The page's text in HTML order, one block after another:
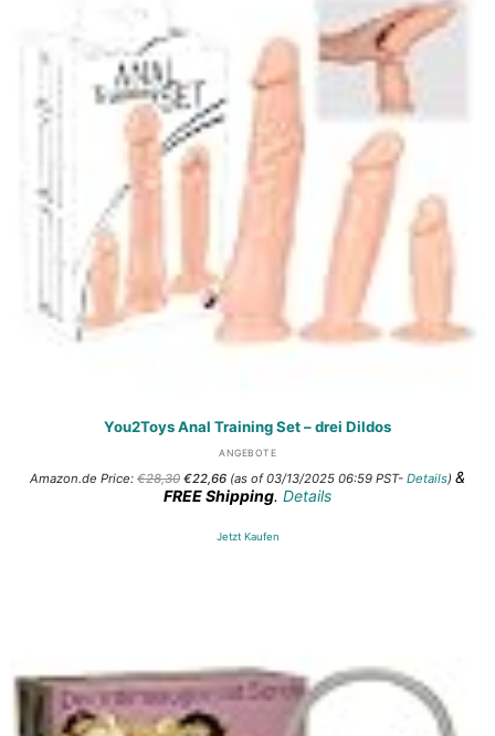
You2Toys Anal Training Set – drei Dildos
ANGEBOTE
Amazon.de Price: €28,30 Ursprünglicher
Preis
war:
€22,66Aktueller
Preis
ist:
(as of 03/13/2025 06:59 PST- Details) &
FREE Shipping. Details
Jetzt Kaufen